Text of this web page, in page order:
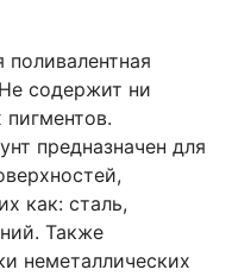
содержит ни
предназначен для
как: сталь,
Также
неметаллических